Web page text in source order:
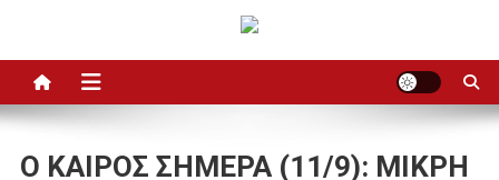
Ο ΚΑΙΡΟΣ ΣΗΜΕΡΑ (11/9): ΜΙΚΡΗ